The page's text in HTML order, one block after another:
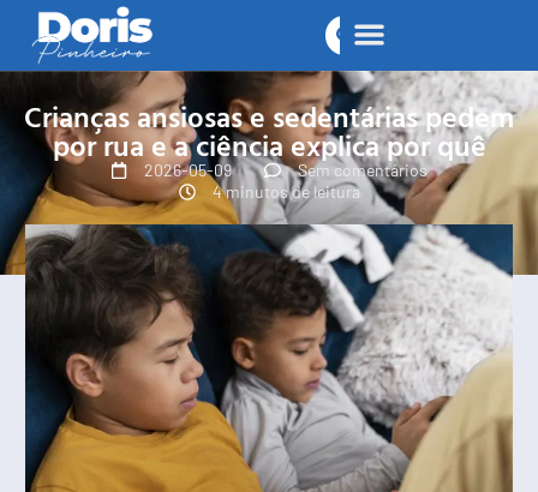
Crianças ansiosas e sedentárias pedem
por rua e a ciência explica por quê
2026-05-09
Sem comentários
4 minutos de leitura